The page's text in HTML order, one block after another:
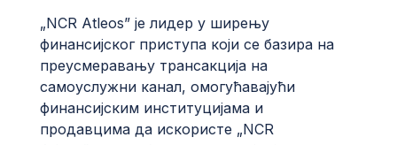
„NCR Atleos” је лидер у ширењу
финансијског приступа који се базира на
преусмеравању трансакција на
самоуслужни канал, омогућавајући
финансијским институцијама и
продавцима да искористе „NCR